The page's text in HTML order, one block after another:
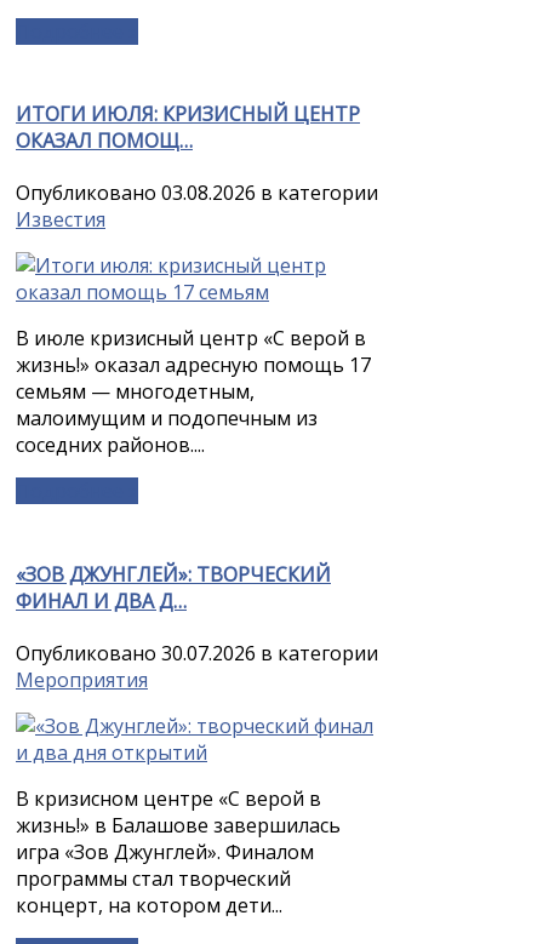
ИТОГИ ИЮЛЯ: КРИЗИСНЫЙ ЦЕНТР
ОКАЗАЛ ПОМОЩ…
Опубликовано 03.08.2026 в категории
Известия
В июле кризисный центр «С верой в
жизнь!» оказал адресную помощь 17
семьям — многодетным,
малоимущим и подопечным из
соседних районов....
«ЗОВ ДЖУНГЛЕЙ»: ТВОРЧЕСКИЙ
ФИНАЛ И ДВА Д…
Опубликовано 30.07.2026 в категории
Мероприятия
В кризисном центре «С верой в
жизнь!» в Балашове завершилась
игра «Зов Джунглей». Финалом
программы стал творческий
концерт, на котором дети...